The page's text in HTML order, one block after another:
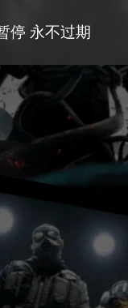
停 永不过期